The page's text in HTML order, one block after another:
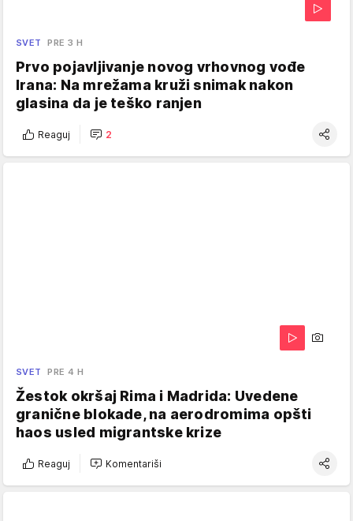
SVET PRE 3 H
Prvo pojavljivanje novog vrhovnog vođe
Irana: Na mrežama kruži snimak nakon
glasina da je teško ranjen
Reaguj 2
SVET PRE 4 H
Žestok okršaj Rima i Madrida: Uvedene
granične blokade, na aerodromima opšti
haos usled migrantske krize
Reaguj Komentariši